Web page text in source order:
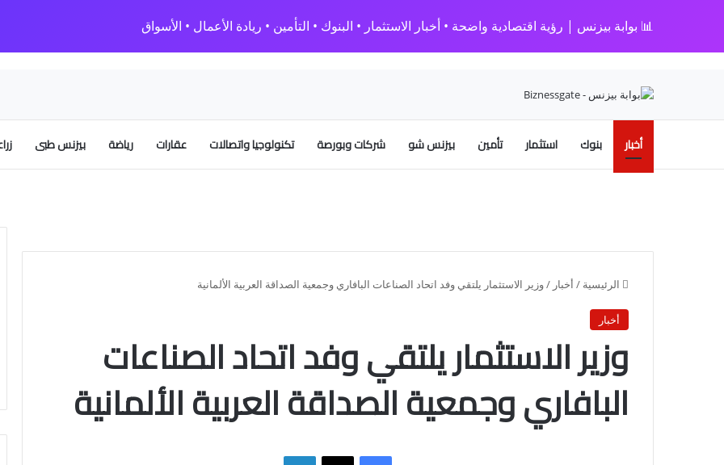
📊 بوابة بيزنس | رؤية اقتصادية واضحة • أخبار الاستثمار • البنوك • التأمين • ريادة الأعمال • الأسواق
أخبار بنوك استثمار تأمين بيزنس شو شركات وبورصة تكنولوجيا واتصالات عقارات رياضة بيزنس طبى
الرئيسية / أخبار /وزير الاستثمار يلتقي وفد اتحاد الصناعات البافاري وجمعية الصداقة العربية الألمانية
أخبار
وزير الاستثمار يلتقي وفد اتحاد الصناعات
البافاري وجمعية الصداقة العربية الألمانية
فيسبوك X